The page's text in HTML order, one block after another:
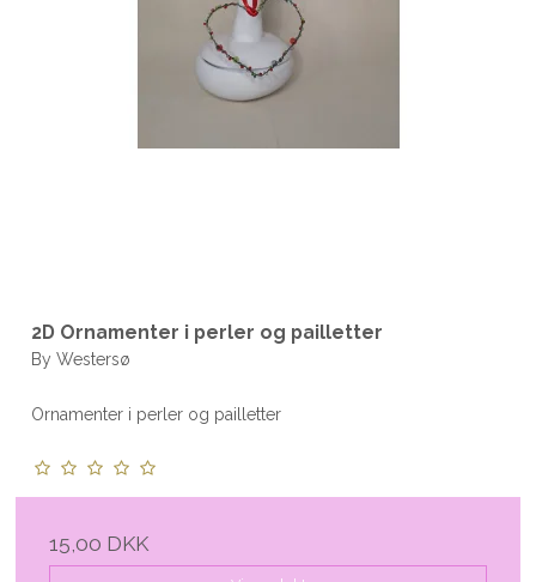
2D Ornamenter i perler og pailletter
By Westersø
Ornamenter i perler og pailletter
15,00 DKK